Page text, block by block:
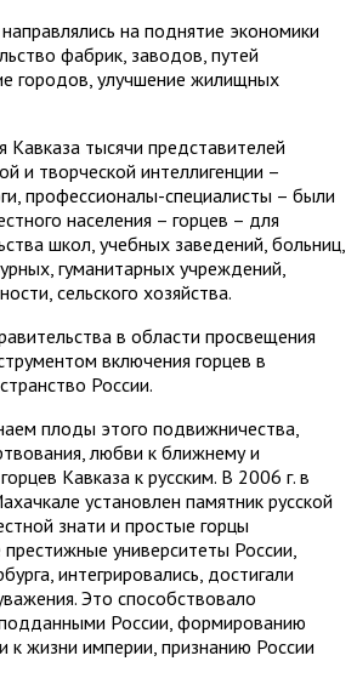
на поднятие экономики
фабрик, заводов, путей
городов, улучшение жилищных
Кавказа тысячи представителей
и творческой интеллигенции –
профессионалы-специалисты – были
населения – горцев – для
школ, учебных заведений, больниц,
гуманитарных учреждений,
сельского хозяйства.
в области просвещения
включения горцев в
России.
плоды этого подвижничества,
любви к ближнему и
Кавказа к русским. В 2006 г. в
установлен памятник русской
знати и простые горцы
университеты России,
интегрировались, достигали
Это способствовало
России, формированию
к жизни империи, признанию России